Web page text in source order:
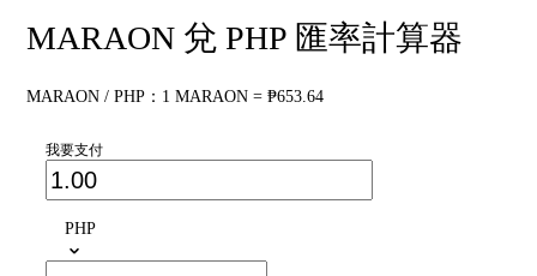
MARAON 兌 PHP 匯率計算器
MARAON / PHP：1 MARAON = ₱653.64
我要支付
PHP